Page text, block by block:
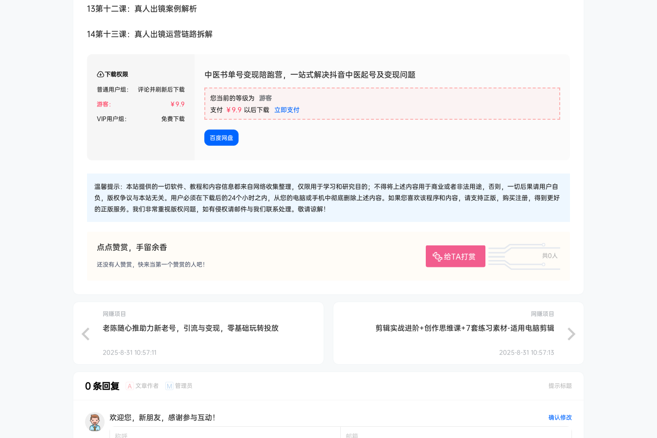
13第十二课：真人出镜案例解析
14第十三课：真人出镜运营链路拆解
下载权限
普通用户组：
评论并刷新后下载
游客：
￥9.9
VIP用户组：
免费下载
中医书单号变现陪跑营，一站式解决抖音中医起号及变现问题
您当前的等级为 游客
支付 ￥9.9 以后下载 立即支付
百度网盘
温馨提示：本站提供的一切软件、教程和内容信息都来自网络收集整理，仅限用于学习和研究目的；不得将上述内容用于商业或者非法用途，否则，一切后果请用户自
负，版权争议与本站无关。用户必须在下载后的24个小时之内，从您的电脑或手机中彻底删除上述内容。如果您喜欢该程序和内容，请支持正版，购买注册，得到更好
的正版服务。我们非常重视版权问题，如有侵权请邮件与我们联系处理。敬请谅解！
点点赞赏，手留余香
给TA打赏
共0人
还没有人赞赏，快来当第一个赞赏的人吧！
网赚项目
老陈随心推助力新老号，引流与变现，零基础玩转投放
2025-8-31 10:57:11
网赚项目
剪辑实战进阶+创作思维课+7套练习素材-适用电脑剪辑
2025-8-31 10:57:13
0 条回复 A 文章作者 M 管理员 提示标题
欢迎您，新朋友，感谢参与互动！ 确认修改